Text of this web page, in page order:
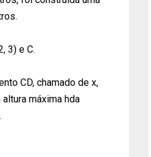
3) e C.
CD, chamado de x,
máxima hda